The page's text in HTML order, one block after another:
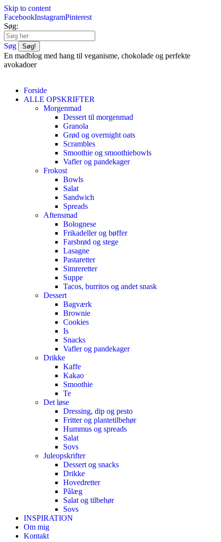
Skip to content
FacebookInstagramPinterest
Søg:
Søg
En madblog med hang til veganisme, chokolade og perfekte
avokadoer
Forside
ALLE OPSKRIFTER
Morgenmad
Dessert til morgenmad
Granola
Grød og overnight oats
Scrambles
Smoothie og smoothiebowls
Vafler og pandekager
Frokost
Bowls
Salat
Sandwich
Spreads
Aftensmad
Bolognese
Frikadeller og bøffer
Farsbrød og stege
Lasagne
Pastaretter
Simreretter
Suppe
Tacos, burritos og andet snask
Dessert
Bagværk
Brownie
Cookies
Is
Snacks
Vafler og pandekager
Drikke
Kaffe
Kakao
Smoothie
Te
Det løse
Dressing, dip og pesto
Fritter og plantetilbehør
Hummus og spreads
Salat
Sovs
Juleopskrifter
Dessert og snacks
Drikke
Hovedretter
Pålæg
Salat og tilbehør
Sovs
INSPIRATION
Om mig
Kontakt